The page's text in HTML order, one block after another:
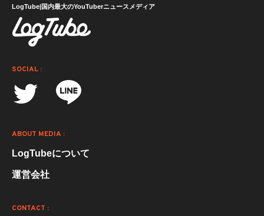
LogTube|国内最大のYouTuberニュースメディア
SOCIAL :
ABOUT MEDIA :
LogTubeについて
運営会社
CONTACT :